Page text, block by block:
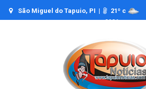
São Miguel do Tapuio, PI | 21º c
2026